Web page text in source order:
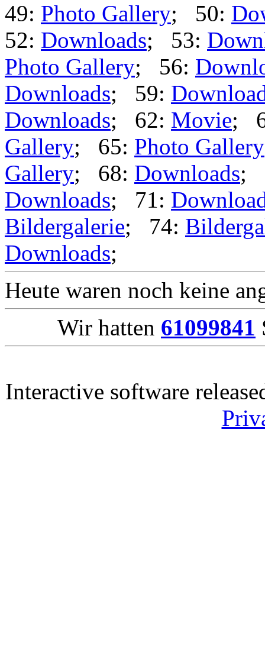
49: Photo Gallery; 50:
52: Downloads; 53:
Photo Gallery; 56:
Downloads; 59:
Downloads; 62: Movie;
Gallery; 65: Photo Gallery
Gallery; 68: Downloads;
Downloads; 71:
Bildergalerie; 74:
Downloads;
Heute waren noch keine
Wir hatten 61099841
Interactive software